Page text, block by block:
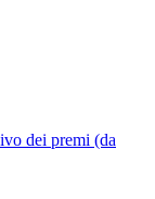
dei premi (da